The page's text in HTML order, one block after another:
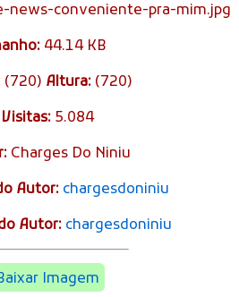
news-conveniente-pra-mim.jpg
44.14 KB
(720) Altura: (720)
Visitas:5.084
Charges Do Niniu
Autor: chargesdoniniu
Autor: chargesdoniniu
Imagem